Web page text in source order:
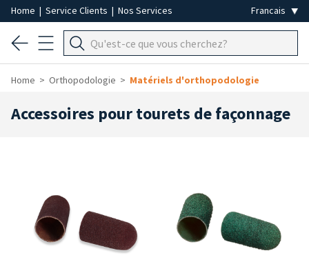
Home | Service Clients | Nos Services
Home Orthopodologie Matériels d'orthopodologie
Accessoires pour tourets de façonnage